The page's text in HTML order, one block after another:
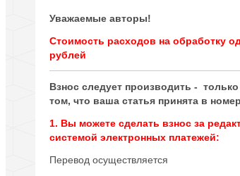
Уважаемые авторы!
Стоимость расходов на обработку
рублей
Взнос следует производить -
том, что ваша статья принята в
1. Вы можете сделать взнос за
системой электронных платежей:
Перевод осуществляется